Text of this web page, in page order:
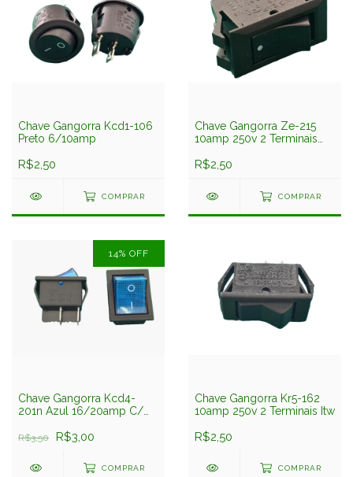
Chave Gangorra Kcd1-106
Preto 6/10amp
R$2,50
COMPRAR
Chave Gangorra Ze-215
10amp 250v 2 Terminais
R$2,50
COMPRAR
14% OFF
Chave Gangorra Kcd4-
201n Azul 16/20amp C/
R$3,50 R$3,00
COMPRAR
Chave Gangorra Kr5-162
10amp 250v 2 Terminais Itw
R$2,50
COMPRAR